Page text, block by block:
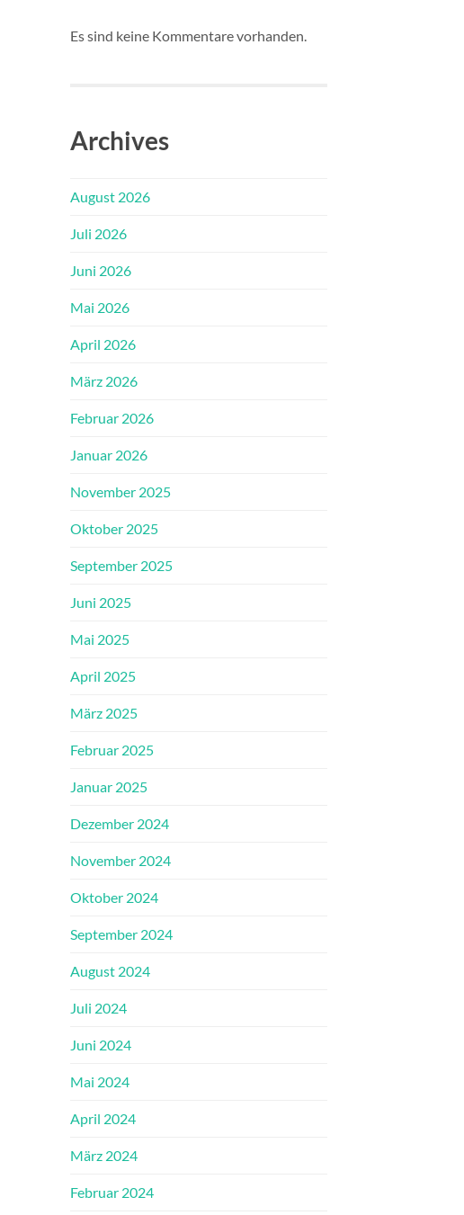
Es sind keine Kommentare vorhanden.
Archives
August 2026
Juli 2026
Juni 2026
Mai 2026
April 2026
März 2026
Februar 2026
Januar 2026
November 2025
Oktober 2025
September 2025
Juni 2025
Mai 2025
April 2025
März 2025
Februar 2025
Januar 2025
Dezember 2024
November 2024
Oktober 2024
September 2024
August 2024
Juli 2024
Juni 2024
Mai 2024
April 2024
März 2024
Februar 2024